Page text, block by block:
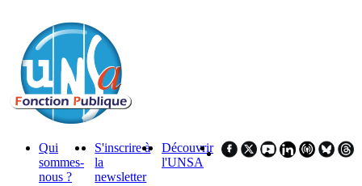
Qui
sommes-
nous ?
S'inscrire à
la
newsletter
Découvrir
l'UNSA